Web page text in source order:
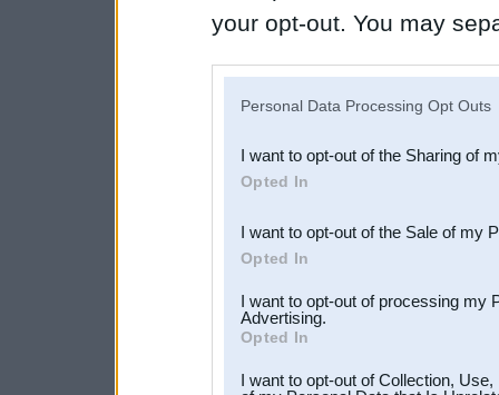
your opt-out. You may
Downstream Participants
third parties.
Personal Data Processing Opt Outs
I want to opt-out of the Sharing of
Opted In
I want to opt-out of the Sale of my
Opted In
I want to opt-out of processing my
Advertising.
Opted In
I want to opt-out of Collection,